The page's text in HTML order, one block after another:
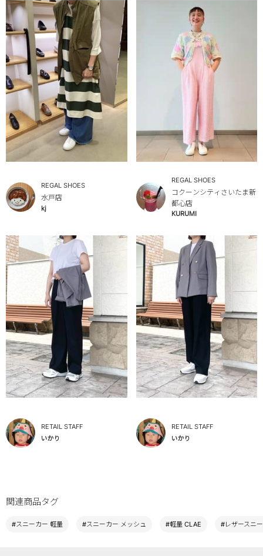
REGAL SHOES
水戸店
kj
REGAL SHOES
コクーンシティさいたま新
都心店
KURUMI
RETAIL STAFF
いかり
RETAIL STAFF
いかり
関連商品タグ
#スニーカー 軽量 #スニーカー メッシュ #軽量 CLAE #レザースニ